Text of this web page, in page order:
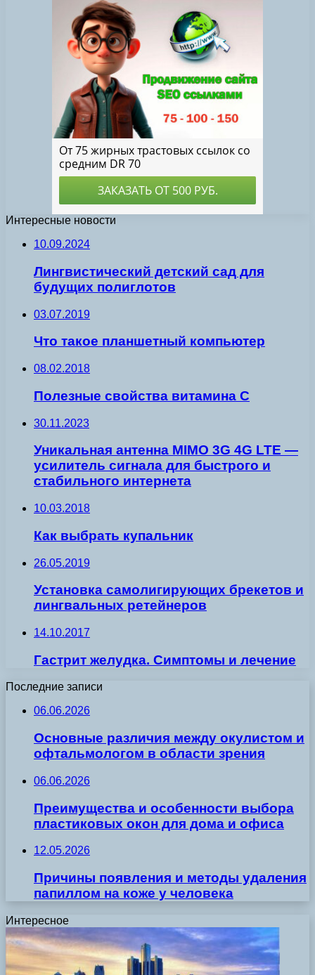
Интересные новости
10.09.2024
Лингвистический детский сад для
будущих полиглотов
03.07.2019
Что такое планшетный компьютер
08.02.2018
Полезные свойства витамина С
30.11.2023
Уникальная антенна MIMO 3G 4G LTE —
усилитель сигнала для быстрого и
стабильного интернета
10.03.2018
Как выбрать купальник
26.05.2019
Установка самолигирующих брекетов и
лингвальных ретейнеров
14.10.2017
Гастрит желудка. Симптомы и лечение
Последние записи
06.06.2026
Основные различия между окулистом и
офтальмологом в области зрения
06.06.2026
Преимущества и особенности выбора
пластиковых окон для дома и офиса
12.05.2026
Причины появления и методы удаления
папиллом на коже у человека
Интересное